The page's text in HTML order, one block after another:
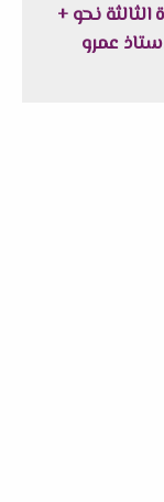
نحو +
عمرو